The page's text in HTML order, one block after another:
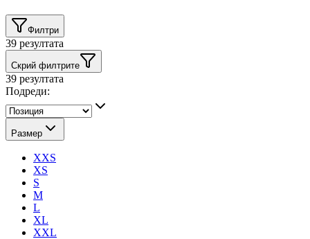
Филтри
39 резултата
Скрий филтрите
39 резултата
Подреди:
Размер
XXS
XS
S
M
L
XL
XXL